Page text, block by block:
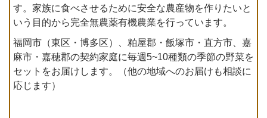
す。家族に食べさせるために安全な農産物を作りたいと
いう目的から完全無農薬有機農業を行っています。
福岡市（東区・博多区）、粕屋郡・飯塚市・直方市、嘉
麻市・嘉穂郡の契約家庭に毎週5~10種類の季節の野菜を
セットをお届けします。（他の地域へのお届けも相談に
応じます）